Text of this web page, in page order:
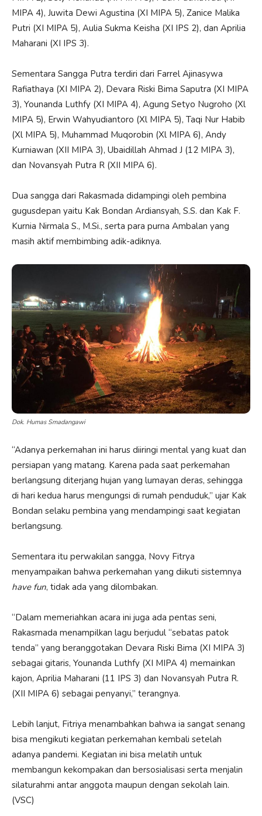
MIPA 4), Juwita Dewi Agustina (XI MIPA 5), Zanice Malika
Putri (XI MIPA 5), Aulia Sukma Keisha (XI IPS 2), dan Aprilia
Maharani (XI IPS 3).
Sementara Sangga Putra terdiri dari Farrel Ajinasywa
Rafiathaya (XI MIPA 2), Devara Riski Bima Saputra (XI MIPA
3), Younanda Luthfy (XI MIPA 4), Agung Setyo Nugroho (Xl
MIPA 5), Erwin Wahyudiantoro (Xl MIPA 5), Taqi Nur Habib
(Xl MIPA 5), Muhammad Muqorobin (Xl MIPA 6), Andy
Kurniawan (XII MIPA 3), Ubaidillah Ahmad J (12 MIPA 3),
dan Novansyah Putra R (XII MIPA 6).
Dua sangga dari Rakasmada didampingi oleh pembina
gugusdepan yaitu Kak Bondan Ardiansyah, S.S. dan Kak F.
Kurnia Nirmala S., M.Si., serta para purna Ambalan yang
masih aktif membimbing adik-adiknya.
Dok. Humas Smadangawi
“Adanya perkemahan ini harus diiringi mental yang kuat dan
persiapan yang matang. Karena pada saat perkemahan
berlangsung diterjang hujan yang lumayan deras, sehingga
di hari kedua harus mengungsi di rumah penduduk,” ujar Kak
Bondan selaku pembina yang mendampingi saat kegiatan
berlangsung.
Sementara itu perwakilan sangga, Novy Fitrya
menyampaikan bahwa perkemahan yang diikuti sistemnya
have fun, tidak ada yang dilombakan.
“Dalam memeriahkan acara ini juga ada pentas seni,
Rakasmada menampilkan lagu berjudul “sebatas patok
tenda” yang beranggotakan Devara Riski Bima (XI MIPA 3)
sebagai gitaris, Younanda Luthfy (XI MIPA 4) memainkan
kajon, Aprilia Maharani (11 IPS 3) dan Novansyah Putra R.
(XII MIPA 6) sebagai penyanyi,” terangnya.
Lebih lanjut, Fitriya menambahkan bahwa ia sangat senang
bisa mengikuti kegiatan perkemahan kembali setelah
adanya pandemi. Kegiatan ini bisa melatih untuk
membangun kekompakan dan bersosialisasi serta menjalin
silaturahmi antar anggota maupun dengan sekolah lain.
(VSC)